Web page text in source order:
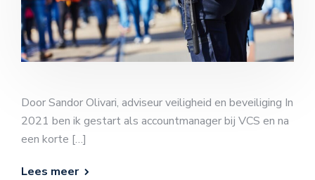
Door Sandor Olivari, adviseur veiligheid en beveiliging In
2021 ben ik gestart als accountmanager bij VCS en na
een korte […]
Lees meer